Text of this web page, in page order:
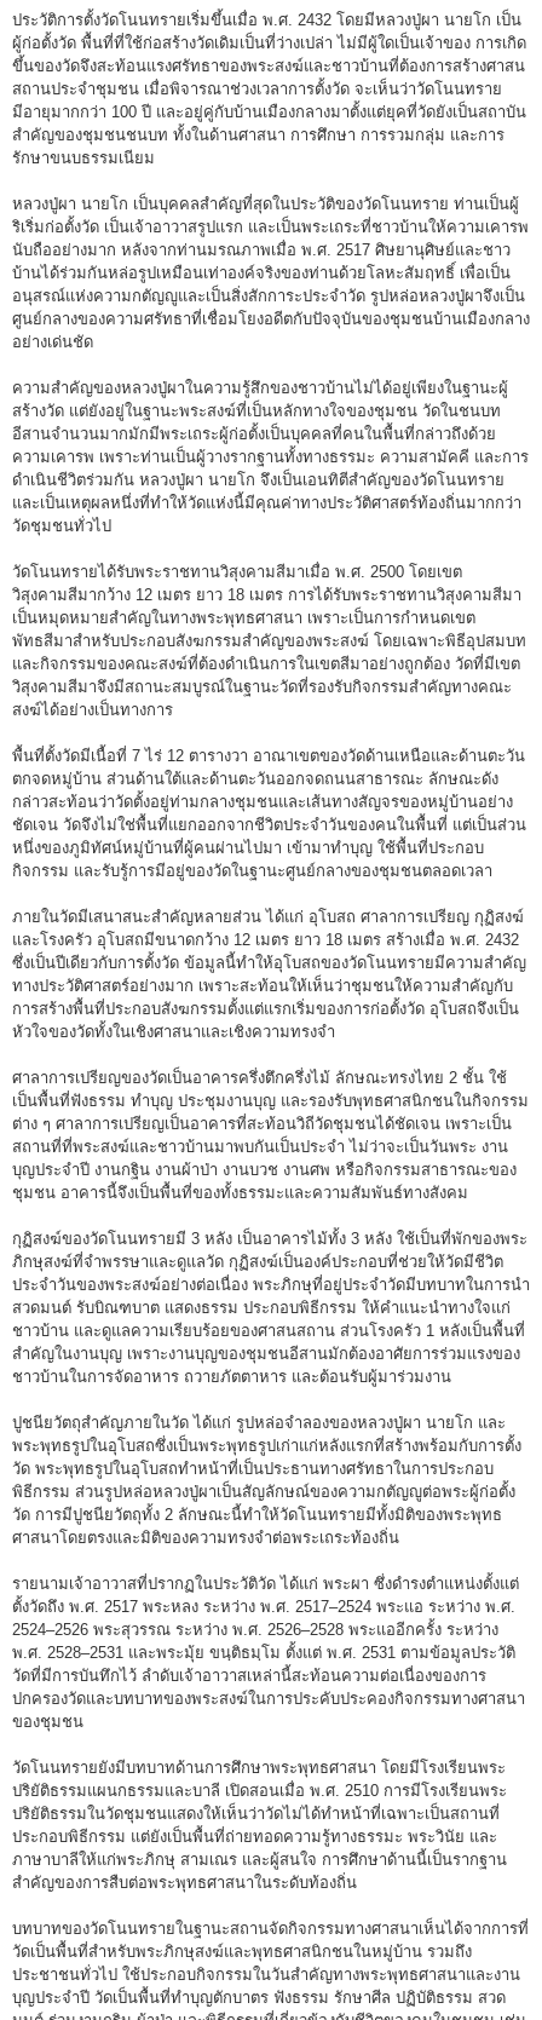
ประวัติการตั้งวัดโนนทรายเริ่มขึ้นเมื่อ พ.ศ. 2432 โดยมีหลวงปู่ผา นายโก เป็น
ผู้ก่อตั้งวัด พื้นที่ที่ใช้ก่อสร้างวัดเดิมเป็นที่ว่างเปล่า ไม่มีผู้ใดเป็นเจ้าของ การเกิด
ขึ้นของวัดจึงสะท้อนแรงศรัทธาของพระสงฆ์และชาวบ้านที่ต้องการสร้างศาสน
สถานประจำชุมชน เมื่อพิจารณาช่วงเวลาการตั้งวัด จะเห็นว่าวัดโนนทราย
มีอายุมากกว่า 100 ปี และอยู่คู่กับบ้านเมืองกลางมาตั้งแต่ยุคที่วัดยังเป็นสถาบัน
สำคัญของชุมชนชนบท ทั้งในด้านศาสนา การศึกษา การรวมกลุ่ม และการ
รักษาขนบธรรมเนียม
หลวงปู่ผา นายโก เป็นบุคคลสำคัญที่สุดในประวัติของวัดโนนทราย ท่านเป็นผู้
ริเริ่มก่อตั้งวัด เป็นเจ้าอาวาสรูปแรก และเป็นพระเถระที่ชาวบ้านให้ความเคารพ
นับถืออย่างมาก หลังจากท่านมรณภาพเมื่อ พ.ศ. 2517 ศิษยานุศิษย์และชาว
บ้านได้ร่วมกันหล่อรูปเหมือนเท่าองค์จริงของท่านด้วยโลหะสัมฤทธิ์ เพื่อเป็น
อนุสรณ์แห่งความกตัญญูและเป็นสิ่งสักการะประจำวัด รูปหล่อหลวงปู่ผาจึงเป็น
ศูนย์กลางของความศรัทธาที่เชื่อมโยงอดีตกับปัจจุบันของชุมชนบ้านเมืองกลาง
อย่างเด่นชัด
ความสำคัญของหลวงปู่ผาในความรู้สึกของชาวบ้านไม่ได้อยู่เพียงในฐานะผู้
สร้างวัด แต่ยังอยู่ในฐานะพระสงฆ์ที่เป็นหลักทางใจของชุมชน วัดในชนบท
อีสานจำนวนมากมักมีพระเถระผู้ก่อตั้งเป็นบุคคลที่คนในพื้นที่กล่าวถึงด้วย
ความเคารพ เพราะท่านเป็นผู้วางรากฐานทั้งทางธรรมะ ความสามัคคี และการ
ดำเนินชีวิตร่วมกัน หลวงปู่ผา นายโก จึงเป็นเอนทิตีสำคัญของวัดโนนทราย
และเป็นเหตุผลหนึ่งที่ทำให้วัดแห่งนี้มีคุณค่าทางประวัติศาสตร์ท้องถิ่นมากกว่า
วัดชุมชนทั่วไป
วัดโนนทรายได้รับพระราชทานวิสุงคามสีมาเมื่อ พ.ศ. 2500 โดยเขต
วิสุงคามสีมากว้าง 12 เมตร ยาว 18 เมตร การได้รับพระราชทานวิสุงคามสีมา
เป็นหมุดหมายสำคัญในทางพระพุทธศาสนา เพราะเป็นการกำหนดเขต
พัทธสีมาสำหรับประกอบสังฆกรรมสำคัญของพระสงฆ์ โดยเฉพาะพิธีอุปสมบท
และกิจกรรมของคณะสงฆ์ที่ต้องดำเนินการในเขตสีมาอย่างถูกต้อง วัดที่มีเขต
วิสุงคามสีมาจึงมีสถานะสมบูรณ์ในฐานะวัดที่รองรับกิจกรรมสำคัญทางคณะ
สงฆ์ได้อย่างเป็นทางการ
พื้นที่ตั้งวัดมีเนื้อที่ 7 ไร่ 12 ตารางวา อาณาเขตของวัดด้านเหนือและด้านตะวัน
ตกจดหมู่บ้าน ส่วนด้านใต้และด้านตะวันออกจดถนนสาธารณะ ลักษณะดัง
กล่าวสะท้อนว่าวัดตั้งอยู่ท่ามกลางชุมชนและเส้นทางสัญจรของหมู่บ้านอย่าง
ชัดเจน วัดจึงไม่ใช่พื้นที่แยกออกจากชีวิตประจำวันของคนในพื้นที่ แต่เป็นส่วน
หนึ่งของภูมิทัศน์หมู่บ้านที่ผู้คนผ่านไปมา เข้ามาทำบุญ ใช้พื้นที่ประกอบ
กิจกรรม และรับรู้การมีอยู่ของวัดในฐานะศูนย์กลางของชุมชนตลอดเวลา
ภายในวัดมีเสนาสนะสำคัญหลายส่วน ได้แก่ อุโบสถ ศาลาการเปรียญ กุฏิสงฆ์
และโรงครัว อุโบสถมีขนาดกว้าง 12 เมตร ยาว 18 เมตร สร้างเมื่อ พ.ศ. 2432
ซึ่งเป็นปีเดียวกับการตั้งวัด ข้อมูลนี้ทำให้อุโบสถของวัดโนนทรายมีความสำคัญ
ทางประวัติศาสตร์อย่างมาก เพราะสะท้อนให้เห็นว่าชุมชนให้ความสำคัญกับ
การสร้างพื้นที่ประกอบสังฆกรรมตั้งแต่แรกเริ่มของการก่อตั้งวัด อุโบสถจึงเป็น
หัวใจของวัดทั้งในเชิงศาสนาและเชิงความทรงจำ
ศาลาการเปรียญของวัดเป็นอาคารครึ่งตึกครึ่งไม้ ลักษณะทรงไทย 2 ชั้น ใช้
เป็นพื้นที่ฟังธรรม ทำบุญ ประชุมงานบุญ และรองรับพุทธศาสนิกชนในกิจกรรม
ต่าง ๆ ศาลาการเปรียญเป็นอาคารที่สะท้อนวิถีวัดชุมชนได้ชัดเจน เพราะเป็น
สถานที่ที่พระสงฆ์และชาวบ้านมาพบกันเป็นประจำ ไม่ว่าจะเป็นวันพระ งาน
บุญประจำปี งานกฐิน งานผ้าป่า งานบวช งานศพ หรือกิจกรรมสาธารณะของ
ชุมชน อาคารนี้จึงเป็นพื้นที่ของทั้งธรรมะและความสัมพันธ์ทางสังคม
กุฏิสงฆ์ของวัดโนนทรายมี 3 หลัง เป็นอาคารไม้ทั้ง 3 หลัง ใช้เป็นที่พักของพระ
ภิกษุสงฆ์ที่จำพรรษาและดูแลวัด กุฏิสงฆ์เป็นองค์ประกอบที่ช่วยให้วัดมีชีวิต
ประจำวันของพระสงฆ์อย่างต่อเนื่อง พระภิกษุที่อยู่ประจำวัดมีบทบาทในการนำ
สวดมนต์ รับบิณฑบาต แสดงธรรม ประกอบพิธีกรรม ให้คำแนะนำทางใจแก่
ชาวบ้าน และดูแลความเรียบร้อยของศาสนสถาน ส่วนโรงครัว 1 หลังเป็นพื้นที่
สำคัญในงานบุญ เพราะงานบุญของชุมชนอีสานมักต้องอาศัยการร่วมแรงของ
ชาวบ้านในการจัดอาหาร ถวายภัตตาหาร และต้อนรับผู้มาร่วมงาน
ปูชนียวัตถุสำคัญภายในวัด ได้แก่ รูปหล่อจำลองของหลวงปู่ผา นายโก และ
พระพุทธรูปในอุโบสถซึ่งเป็นพระพุทธรูปเก่าแก่หลังแรกที่สร้างพร้อมกับการตั้ง
วัด พระพุทธรูปในอุโบสถทำหน้าที่เป็นประธานทางศรัทธาในการประกอบ
พิธีกรรม ส่วนรูปหล่อหลวงปู่ผาเป็นสัญลักษณ์ของความกตัญญูต่อพระผู้ก่อตั้ง
วัด การมีปูชนียวัตถุทั้ง 2 ลักษณะนี้ทำให้วัดโนนทรายมีทั้งมิติของพระพุทธ
ศาสนาโดยตรงและมิติของความทรงจำต่อพระเถระท้องถิ่น
รายนามเจ้าอาวาสที่ปรากฏในประวัติวัด ได้แก่ พระผา ซึ่งดำรงตำแหน่งตั้งแต่
ตั้งวัดถึง พ.ศ. 2517 พระหลง ระหว่าง พ.ศ. 2517–2524 พระแอ ระหว่าง พ.ศ.
2524–2526 พระสุวรรณ ระหว่าง พ.ศ. 2526–2528 พระแออีกครั้ง ระหว่าง
พ.ศ. 2528–2531 และพระมุ้ย ขนฺติธมฺโม ตั้งแต่ พ.ศ. 2531 ตามข้อมูลประวัติ
วัดที่มีการบันทึกไว้ ลำดับเจ้าอาวาสเหล่านี้สะท้อนความต่อเนื่องของการ
ปกครองวัดและบทบาทของพระสงฆ์ในการประคับประคองกิจกรรมทางศาสนา
ของชุมชน
วัดโนนทรายยังมีบทบาทด้านการศึกษาพระพุทธศาสนา โดยมีโรงเรียนพระ
ปริยัติธรรมแผนกธรรมและบาลี เปิดสอนเมื่อ พ.ศ. 2510 การมีโรงเรียนพระ
ปริยัติธรรมในวัดชุมชนแสดงให้เห็นว่าวัดไม่ได้ทำหน้าที่เฉพาะเป็นสถานที่
ประกอบพิธีกรรม แต่ยังเป็นพื้นที่ถ่ายทอดความรู้ทางธรรมะ พระวินัย และ
ภาษาบาลีให้แก่พระภิกษุ สามเณร และผู้สนใจ การศึกษาด้านนี้เป็นรากฐาน
สำคัญของการสืบต่อพระพุทธศาสนาในระดับท้องถิ่น
บทบาทของวัดโนนทรายในฐานะสถานจัดกิจกรรมทางศาสนาเห็นได้จากการที่
วัดเป็นพื้นที่สำหรับพระภิกษุสงฆ์และพุทธศาสนิกชนในหมู่บ้าน รวมถึง
ประชาชนทั่วไป ใช้ประกอบกิจกรรมในวันสำคัญทางพระพุทธศาสนาและงาน
บุญประจำปี วัดเป็นพื้นที่ทำบุญตักบาตร ฟังธรรม รักษาศีล ปฏิบัติธรรม สวด